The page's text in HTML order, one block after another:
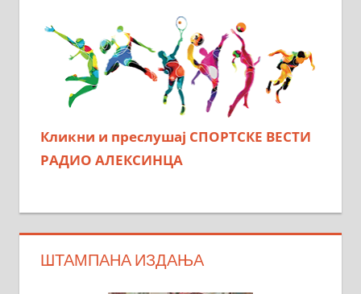
Кликни и преслушај СПОРТСКЕ ВЕСТИ
РАДИО АЛЕКСИНЦА
ШТАМПАНА ИЗДАЊА